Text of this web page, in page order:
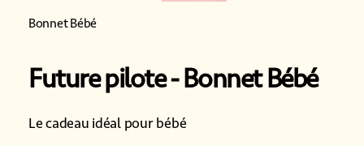
Bonnet Bébé
Future pilote Bonnet Bébé
Le cadeau idéal pour bébé